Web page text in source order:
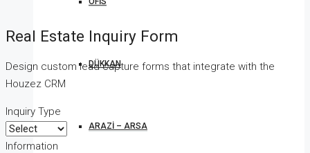
DÜKKAN
ARAZI – ARSA
Real Estate Inquiry Form
Design custom lead capture forms that integrate with the
Houzez CRM
Inquiry Type
Information